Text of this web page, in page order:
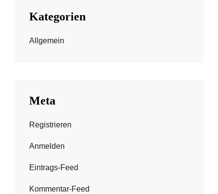
Kategorien
Allgemein
Meta
Registrieren
Anmelden
Eintrags-Feed
Kommentar-Feed